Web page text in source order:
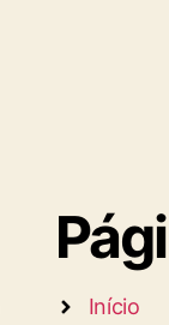
Início